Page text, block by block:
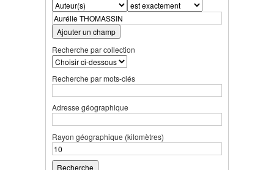
Ajouter un champ
Recherche par collection
Recherche par mots-clés
Adresse géographique
Rayon géographique (kilomètres)